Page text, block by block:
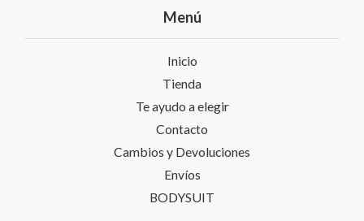
Menú
Inicio
Tienda
Te ayudo a elegir
Contacto
Cambios y Devoluciones
Envíos
BODYSUIT